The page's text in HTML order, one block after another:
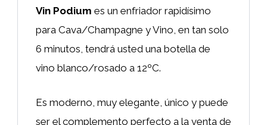
Vin Podium es un enfriador rapidísimo
para Cava/Champagne y Vino, en tan solo
6 minutos, tendrá usted una botella de
vino blanco/rosado a 12ºC.
Es moderno, muy elegante, único y puede
ser el complemento perfecto a la venta de